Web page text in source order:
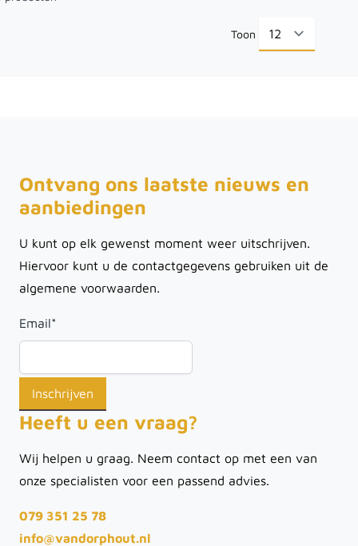
Toon
Ontvang ons laatste nieuws en
aanbiedingen
U kunt op elk gewenst moment weer uitschrijven.
Hiervoor kunt u de contactgegevens gebruiken uit de
algemene voorwaarden.
Email*
Heeft u een vraag?
Wij helpen u graag. Neem contact op met een van
onze specialisten voor een passend advies.
079 351 25 78
info@vandorphout.nl